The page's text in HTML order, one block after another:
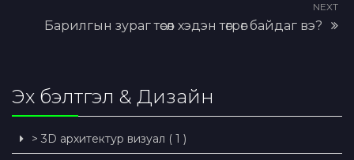
NEXT
Барилгын зураг төсөл хэдэн төгрөг байдаг вэ?
Эх бэлтгэл & Дизайн
> 3D архитектур визуал ( 1 )